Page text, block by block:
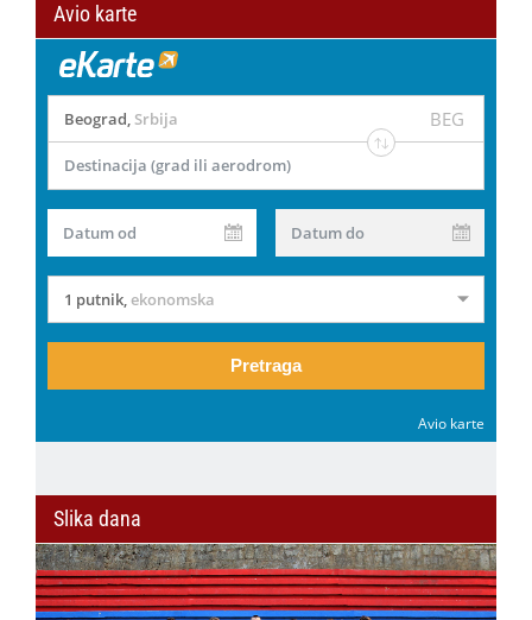
Avio karte
Beograd, Srbija BEG
Destinacija (grad ili aerodrom)
Datum od Datum do
1 putnik,ekonomska
Pretraga
Avio karte
Slika dana